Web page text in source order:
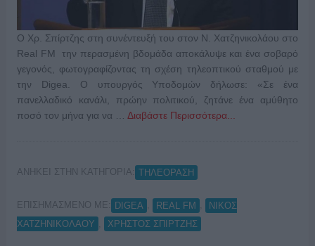
Ο Χρ. Σπίρτζης στη συνέντευξή του στον Ν. Χατζηνικολάου στο
Real FM την περασμένη βδομάδα αποκάλυψε και ένα σοβαρό
γεγονός, φωτογραφίζοντας τη σχέση τηλεοπτικού σταθμού με
την Digea. Ο υπουργός Υποδομών δήλωσε: «Σε ένα
πανελλαδικό κανάλι, πρώην πολιτικού, ζητάνε ένα αμύθητο
ποσό τον μήνα για να … Διαβάστε Περισσότερα...
ΑΝΗΚΕΙ ΣΤΗΝ ΚΑΤΗΓΟΡΙΑ: ΤΗΛΕΟΡΑΣΗ
ΕΠΙΣΗΜΑΣΜΕΝΟ ΜΕ: DIGEA REAL FM
ΝΙΚΟΣ
ΧΑΤΖΗΝΙΚΟΛΑΟΥ
ΧΡΗΣΤΟΣ ΣΠΙΡΤΖΗΣ